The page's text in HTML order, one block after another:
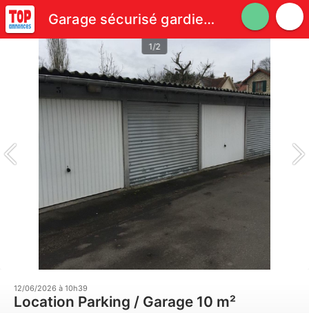
Garage sécurisé gardien 120€
1/2
12/06/2026 à 10h39
Location Parking / Garage 10 m²